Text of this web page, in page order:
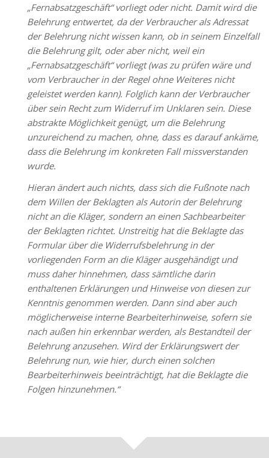
„Fernabsatzgeschäft“ vorliegt oder nicht. Damit wird die
Belehrung entwertet, da der Verbraucher als Adressat
der Belehrung nicht wissen kann, ob in seinem Einzelfall
die Belehrung gilt, oder aber nicht, weil ein
„Fernabsatzgeschäft“ vorliegt (was zu prüfen wäre und
vom Verbraucher in der Regel ohne Weiteres nicht
geleistet werden kann). Folglich kann der Verbraucher
über sein Recht zum Widerruf im Unklaren sein. Diese
abstrakte Möglichkeit genügt, um die Belehrung
unzureichend zu machen, ohne, dass es darauf ankäme,
dass die Belehrung im konkreten Fall missverstanden
wurde.
Hieran ändert auch nichts, dass sich die Fußnote nach
dem Willen der Beklagten als Autorin der Belehrung
nicht an die Kläger, sondern an einen Sachbearbeiter
der Beklagten richtet. Unstreitig hat die Beklagte das
Formular über die Widerrufsbelehrung in der
vorliegenden Form an die Kläger ausgehändigt und
muss daher hinnehmen, dass sämtliche darin
enthaltenen Erklärungen und Hinweise von diesen zur
Kenntnis genommen werden. Dann sind aber auch
möglicherweise interne Bearbeiterhinweise, sofern sie
nach außen hin erkennbar werden, als Bestandteil der
Belehrung anzusehen. Wird der Erklärungswert der
Belehrung nun, wie hier, durch einen solchen
Bearbeiterhinweis beeinträchtigt, hat die Beklagte die
Folgen hinzunehmen.“